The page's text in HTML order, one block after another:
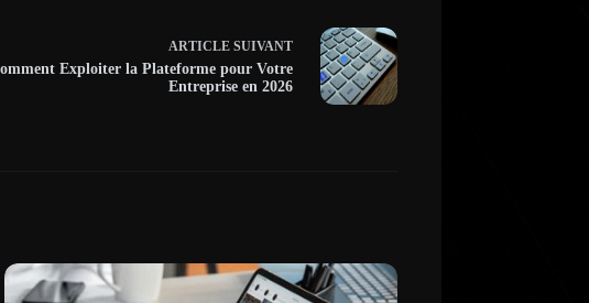
ARTICLESUIVANT
Exploiter la Plateforme pour Votre
Entreprise en 2026